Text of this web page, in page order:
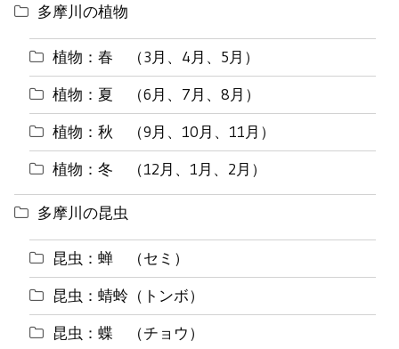
多摩川の植物
植物：春 （3月、4月、5月）
植物：夏 （6月、7月、8月）
植物：秋 （9月、10月、11月）
植物：冬 （12月、1月、2月）
多摩川の昆虫
昆虫：蝉 （セミ）
昆虫：蜻蛉（トンボ）
昆虫：蝶 （チョウ）